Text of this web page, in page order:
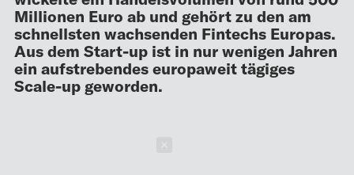
Millionen Euro ab und gehört zu den am
schnellsten wachsenden Fintechs Europas.
Aus dem Start-up ist in nur wenigen Jahren
ein aufstrebendes europaweit tägiges
Scale-up geworden.